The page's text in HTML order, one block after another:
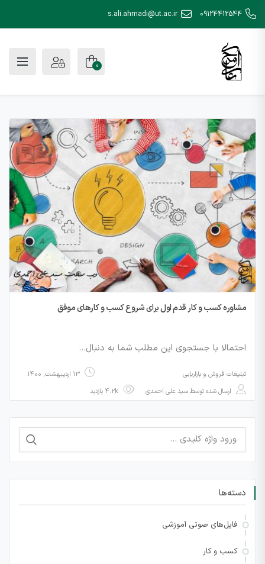
09124412544
s.ali.ahmadi@ut.ac.ir
0
مشاوره کسب و کار قدم اول برای شروع کسب و کارهای موفق
احتمالا با جستجوی این مطلب شما به دنبال…
تبلیغات فروش و بازاریابی
13 اردیبهشت, 1400
ارسال شده توسطسید علی احمدی
جستجو
برای:
دسته‌ها
فایل‌های صوتی آموزشی
کسب و کار